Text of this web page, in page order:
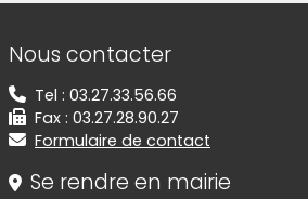
Informations de contact
Nous contacter
Tel : 03.27.33.56.66
Fax : 03.27.28.90.27
Formulaire de contact
Se rendre en mairie